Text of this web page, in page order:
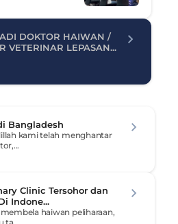
DOKTOR HAIWAN /
VETERINAR LEPASAN...
Bangladesh
kami telah menghantar
Clinic Tersohor dan
Indone...
haiwan peliharaan,